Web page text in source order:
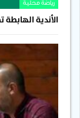
رياضة محلية
الأندية الهابطة